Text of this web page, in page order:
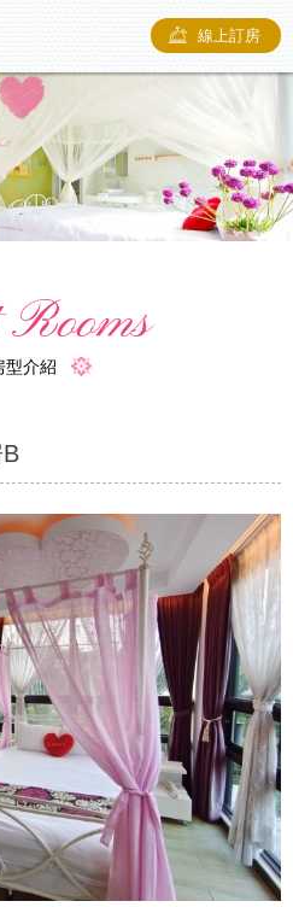
線上訂房
Rooms
型介紹